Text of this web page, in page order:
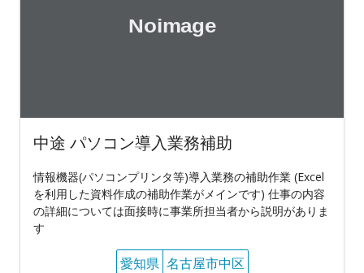
中途 パソコン導入業務補助
情報機器(パソコンプリンタ等)導入業務の補助作業 (Excel
を利用した資料作成の補助作業がメインです) 仕事の内容
の詳細については面接時に事業所担当者から説明がありま
す
愛知県 名古屋市中区